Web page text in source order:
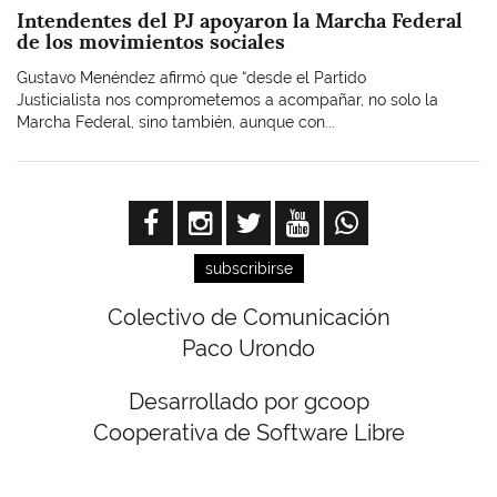
Intendentes del PJ apoyaron la Marcha Federal
de los movimientos sociales
Gustavo Menéndez afirmó que “desde el Partido
Justicialista nos comprometemos a acompañar, no solo la
Marcha Federal, sino también, aunque con...
subscribirse
Colectivo de Comunicación
Paco Urondo
Desarrollado por gcoop
Cooperativa de Software Libre